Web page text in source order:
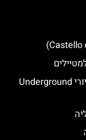
קטניה התחתית (אנדרגראונד) – סיורי Underground